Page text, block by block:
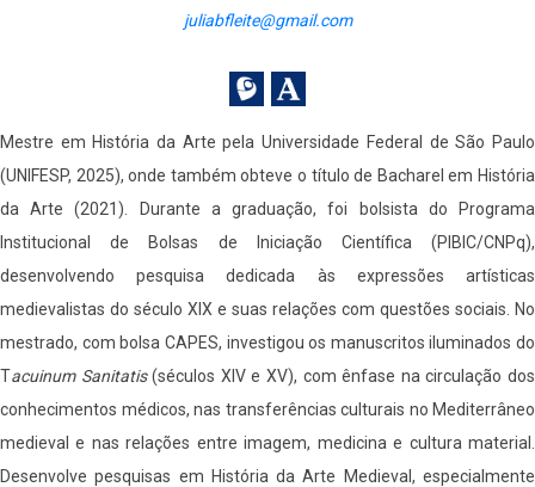
juliabfleite@gmail.com
Mestre em História da Arte pela Universidade Federal de São Paulo
(UNIFESP, 2025), onde também obteve o título de Bacharel em História
da Arte (2021). Durante a graduação, foi bolsista do Programa
Institucional de Bolsas de Iniciação Científica (PIBIC/CNPq),
desenvolvendo pesquisa dedicada às expressões artísticas
medievalistas do século XIX e suas relações com questões sociais. No
mestrado, com bolsa CAPES, investigou os manuscritos iluminados do
Tacuinum Sanitatis(séculos XIV e XV), com ênfase na circulação dos
conhecimentos médicos, nas transferências culturais no Mediterrâneo
medieval e nas relações entre imagem, medicina e cultura material.
Desenvolve pesquisas em História da Arte Medieval, especialmente